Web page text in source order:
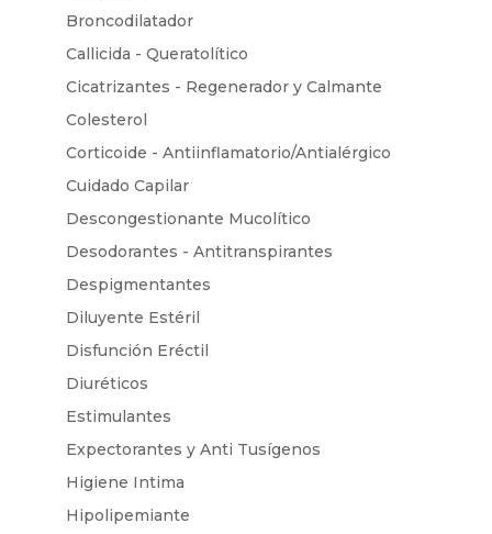
Broncodilatador
Callicida - Queratolítico
Cicatrizantes - Regenerador y Calmante
Colesterol
Corticoide - Antiinflamatorio/Antialérgico
Cuidado Capilar
Descongestionante Mucolítico
Desodorantes - Antitranspirantes
Despigmentantes
Diluyente Estéril
Disfunción Eréctil
Diuréticos
Estimulantes
Expectorantes y Anti Tusígenos
Higiene Intima
Hipolipemiante